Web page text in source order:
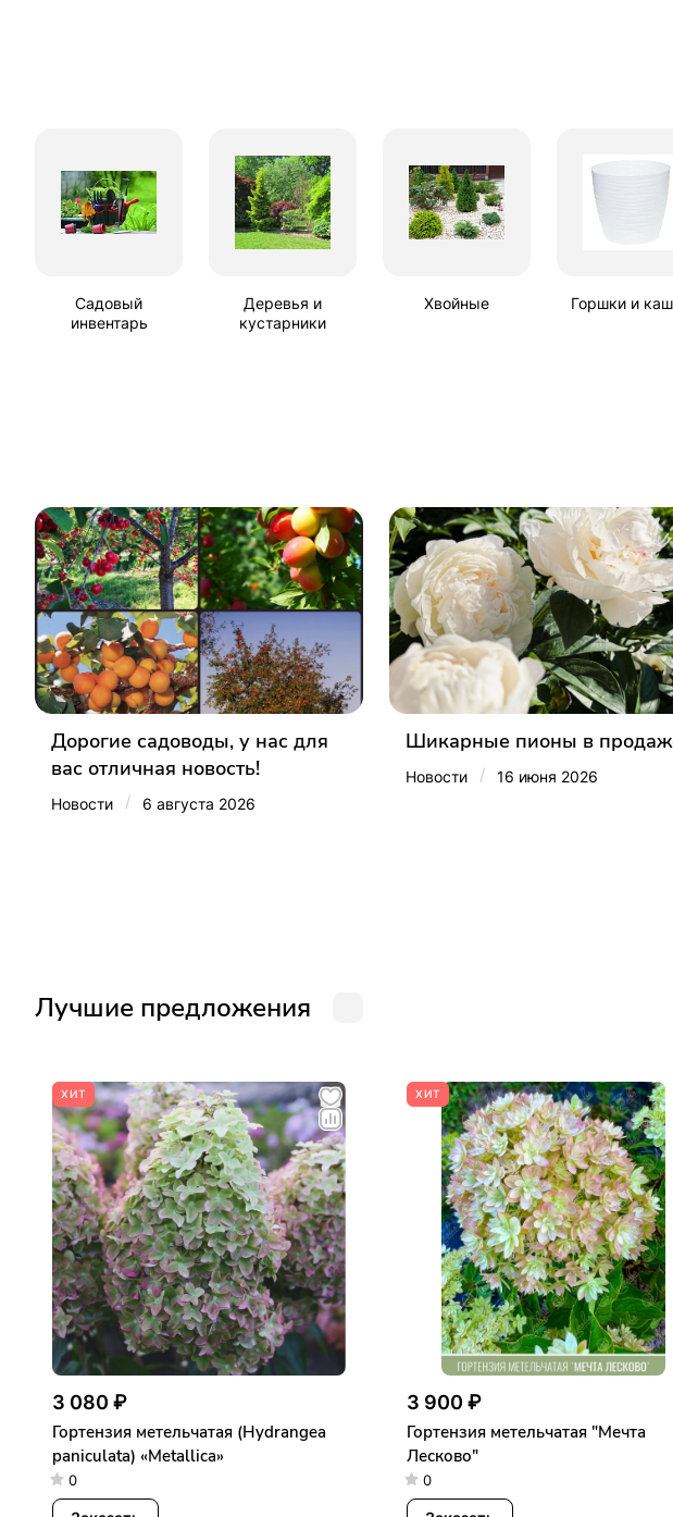
Садовый
инвентарь
Деревья и
кустарники
Хвойные Горшки и
Дорогие садоводы, у нас для
вас отличная новость!
Новости / 6 августа 2026
Шикарные пионы в
Новости / 16 июня 2026
Лучшие предложения
ХИТ
3 080 ₽
Гортензия метельчатая (Hydrangea
paniculata) «Metallica»
0
ХИТ
3 900 ₽
Гортензия метельчатая "Мечта
Лесково"
0